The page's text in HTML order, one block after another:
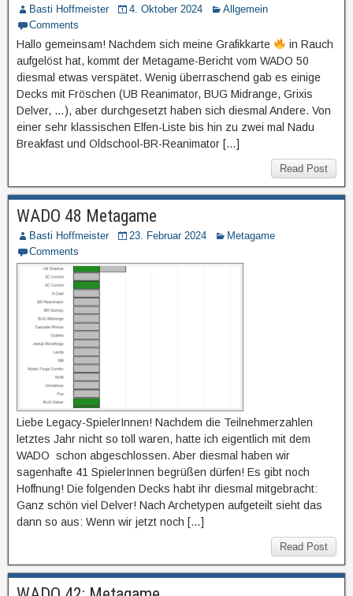
Basti Hoffmeister 4. Oktober 2024
Allgemein
Comments
Hallo gemeinsam! Nachdem sich meine Grafikkarte
in Rauch
aufgelöst hat, kommt der Metagame-Bericht vom WADO 50
diesmal etwas verspätet. Wenig überraschend gab es einige
Decks mit Fröschen (UB Reanimator, BUG Midrange, Grixis
Delver, …), aber durchgesetzt haben sich diesmal Andere. Von
einer sehr klassischen Elfen-Liste bis hin zu zwei mal Nadu
Breakfast und Oldschool-BR-Reanimator […]
Read Post
WADO 48 Metagame
Basti Hoffmeister 23. Februar 2024
Metagame
Comments
Liebe Legacy-SpielerInnen! Nachdem die Teilnehmerzahlen
letztes Jahr nicht so toll waren, hatte ich eigentlich mit dem
WADO schon abgeschlossen. Aber diesmal haben wir
sagenhafte 41 SpielerInnen begrüßen dürfen! Es gibt noch
Hoffnung! Die folgenden Decks habt ihr diesmal mitgebracht:
Ganz schön viel Delver! Nach Archetypen aufgeteilt sieht das
dann so aus: Wenn wir jetzt noch […]
Read Post